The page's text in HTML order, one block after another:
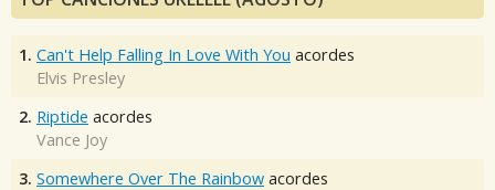
1. Can't Help Falling In Love With You acordes
Elvis Presley
2. Riptide acordes
Vance Joy
3. Somewhere Over The Rainbow acordes